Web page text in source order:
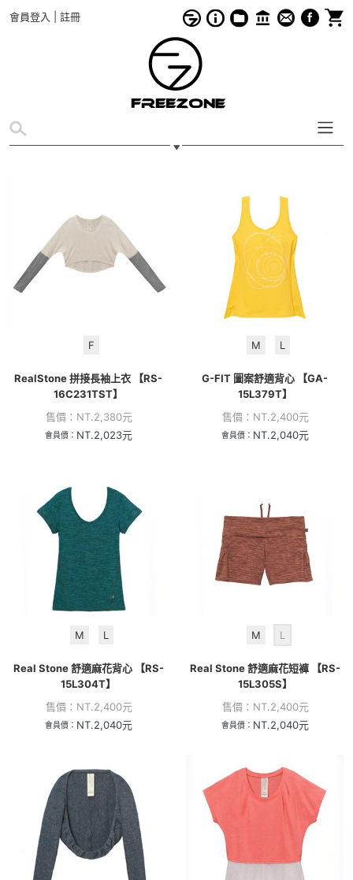
會員登入 註冊
F
RealStone 拼接長袖上衣 【RS-
16C231TST】
售價： NT.2,380元
會員價： NT.2,023元
M L
G-FIT 圖案舒適背心 【GA-
15L379T】
售價： NT.2,400元
會員價： NT.2,040元
M L
Real Stone 舒適麻花背心 【RS-
15L304T】
售價： NT.2,400元
會員價： NT.2,040元
M L
Real Stone 舒適麻花短褲 【RS-
15L305S】
售價： NT.2,400元
會員價： NT.2,040元